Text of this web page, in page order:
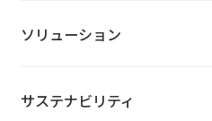
ソリューション
サステナビリティ